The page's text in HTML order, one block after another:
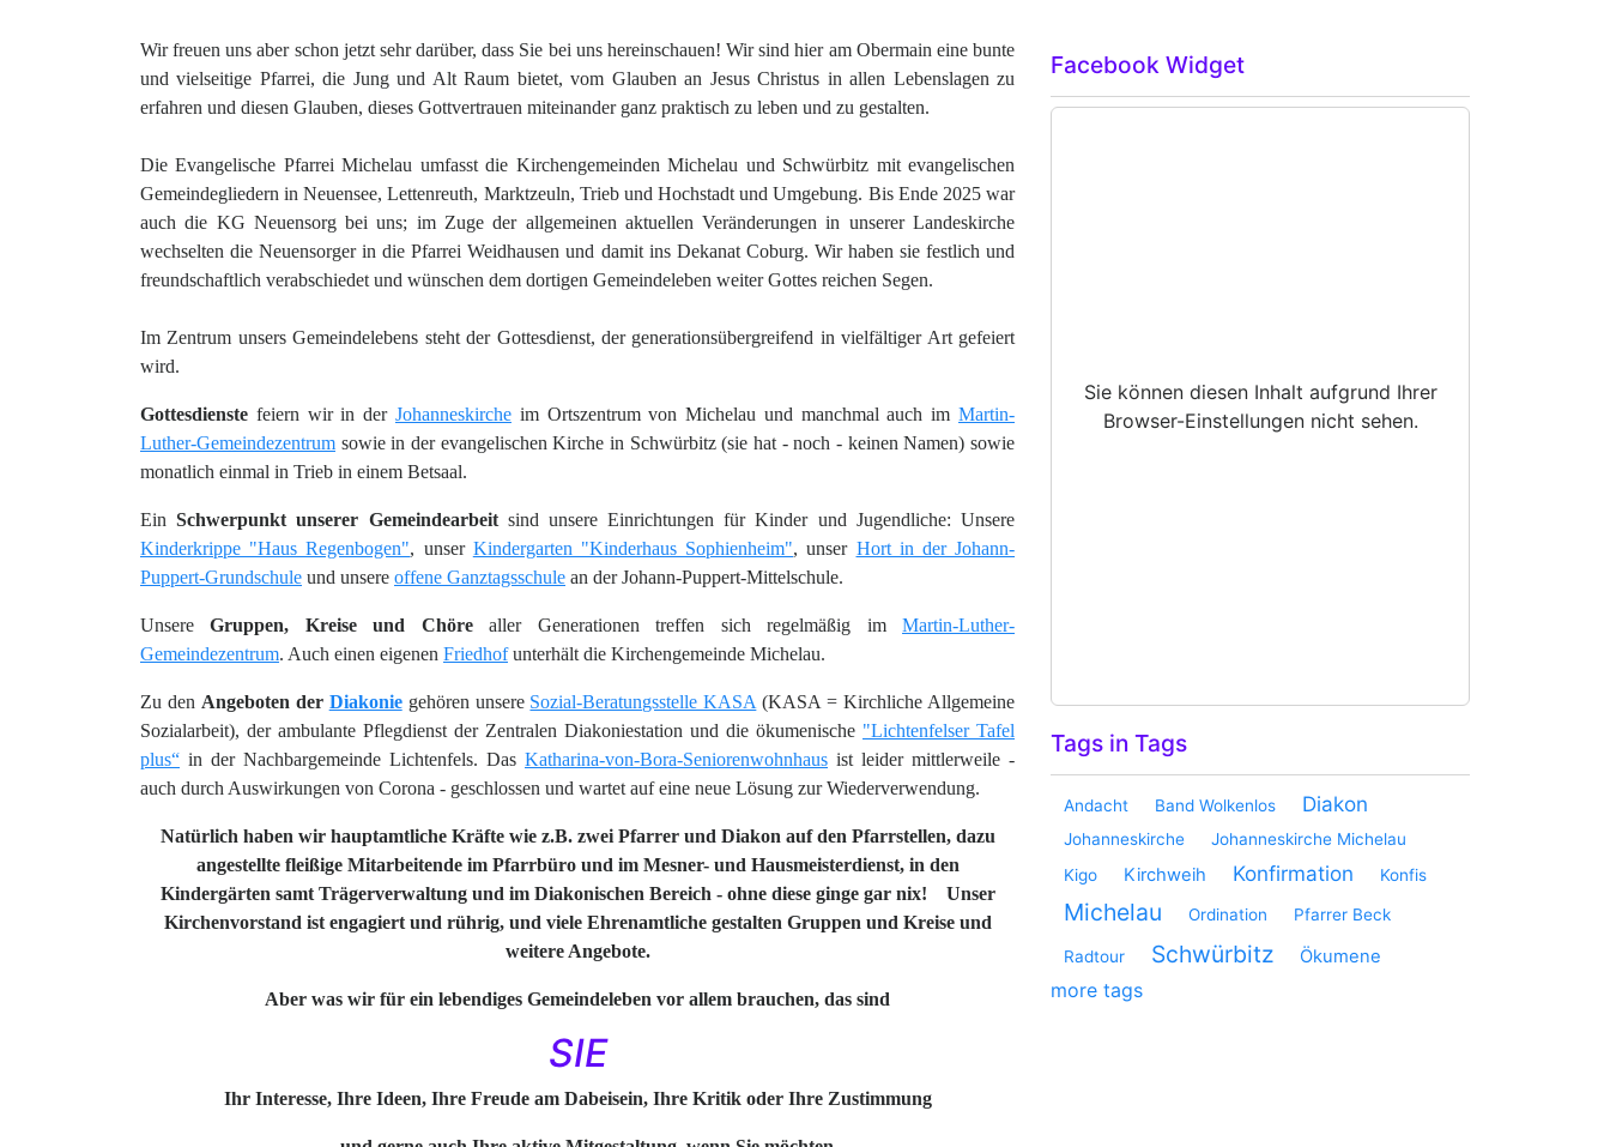
Wir freuen uns aber schon jetzt sehr darüber, dass Sie bei uns hereinschauen! Wir sind hier am Obermain eine bunte
und vielseitige Pfarrei, die Jung und Alt Raum bietet, vom Glauben an Jesus Christus in allen Lebenslagen zu
erfahren und diesen Glauben, dieses Gottvertrauen miteinander ganz praktisch zu leben und zu gestalten.
Die Evangelische Pfarrei Michelau umfasst die Kirchengemeinden Michelau und Schwürbitz mit evangelischen
Gemeindegliedern in Neuensee, Lettenreuth, Marktzeuln, Trieb und Hochstadt und Umgebung. Bis Ende 2025 war
auch die KG Neuensorg bei uns; im Zuge der allgemeinen aktuellen Veränderungen in unserer Landeskirche
wechselten die Neuensorger in die Pfarrei Weidhausen und damit ins Dekanat Coburg. Wir haben sie festlich und
freundschaftlich verabschiedet und wünschen dem dortigen Gemeindeleben weiter Gottes reichen Segen.
Im Zentrum unsers Gemeindelebens steht der Gottesdienst, der generationsübergreifend in vielfältiger Art gefeiert
wird.
Gottesdienste feiern wir in der Johanneskircheim Ortszentrum von Michelau und manchmal auch imMartin-
Luther-Gemeindezentrum sowie in der evangelischen Kirche in Schwürbitz (sie hat - noch - keinen Namen) sowie
monatlich einmal in Trieb in einem Betsaal.
EinSchwerpunkt unserer Gemeindearbeitsind unsere Einrichtungen für Kinder und Jugendliche:Unsere
Kinderkrippe "Haus Regenbogen", unser Kindergarten "Kinderhaus Sophienheim", unser Hort in der Johann-
Puppert-Grundschule und unsere offene Ganztagsschule an der Johann-Puppert-Mittelschule.
UnsereGruppen, Kreise und Chörealler Generationen treffen sich regelmäßig imMartin-Luther-
Gemeindezentrum. Auch einen eigenen Friedhofunterhält die Kirchengemeinde Michelau.
Zu den Angeboten der Diakoniegehören unsere Sozial-Beratungsstelle KASA (KASA = Kirchliche Allgemeine
Sozialarbeit), der ambulante Pflegdienst der Zentralen Diakoniestation und die ökumenische "Lichtenfelser Tafel
plus“ in der Nachbargemeinde Lichtenfels. Das Katharina-von-Bora-Seniorenwohnhaus ist leider mittlerweile -
auch durch Auswirkungen von Corona - geschlossen und wartet auf eine neue Lösung zur Wiederverwendung.
Natürlich haben wir hauptamtliche Kräfte wie z.B. zwei Pfarrer und Diakon auf den Pfarrstellen, dazu
angestellte fleißige Mitarbeitende im Pfarrbüro und im Mesner- und Hausmeisterdienst, in den
Kindergärten samt Trägerverwaltung und im Diakonischen Bereich - ohne diese ginge gar nix! Unser
Kirchenvorstand ist engagiert und rührig, und viele Ehrenamtliche gestalten Gruppen und Kreise und
weitere Angebote.
Aber was wir für ein lebendiges Gemeindeleben vor allem brauchen, das sind
SIE
Ihr Interesse, Ihre Ideen, Ihre Freude am Dabeisein, Ihre Kritik oder Ihre Zustimmung
Facebook Widget
Sie können diesen Inhalt aufgrund Ihrer
Browser-Einstellungen nicht sehen.
Tags in Tags
Andacht Band Wolkenlos Diakon
Johanneskirche
Johanneskirche Michelau
Kigo
Kirchweih Konfirmation Konfis
Michelau Ordination Pfarrer Beck
Radtour Schwürbitz Ökumene
more tags